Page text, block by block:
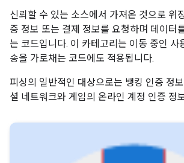
신뢰할 수 있는 소스에서 가져온 것으로 위
증 정보 또는 결제 정보를 요청하며 데이터
는 코드입니다. 이 카테고리는 이동 중인 사
송을 가로채는 코드에도 적용됩니다.
피싱의 일반적인 대상으로는 뱅킹 인증 정
셜 네트워크와 게임의 온라인 계정 인증 정